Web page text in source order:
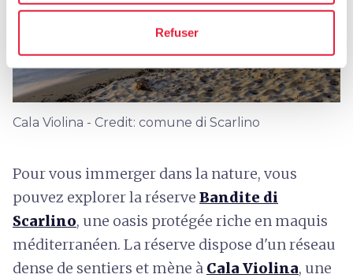
Refuser
Cala Violina - Credit: comune di Scarlino
Pour vous immerger dans la nature, vous
pouvez explorer la réserve Bandite di
Scarlino, une oasis protégée riche en maquis
méditerranéen. La réserve dispose d'un réseau
dense de sentiers et mène à Cala Violina, une